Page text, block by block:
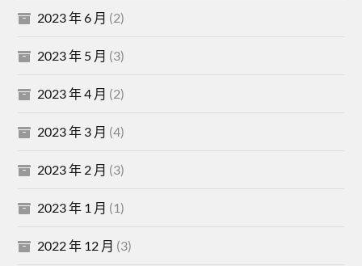
2023 年 6 月 (2)
2023 年 5 月 (3)
2023 年 4 月 (2)
2023 年 3 月 (4)
2023 年 2 月 (3)
2023 年 1 月 (1)
2022 年 12 月 (3)